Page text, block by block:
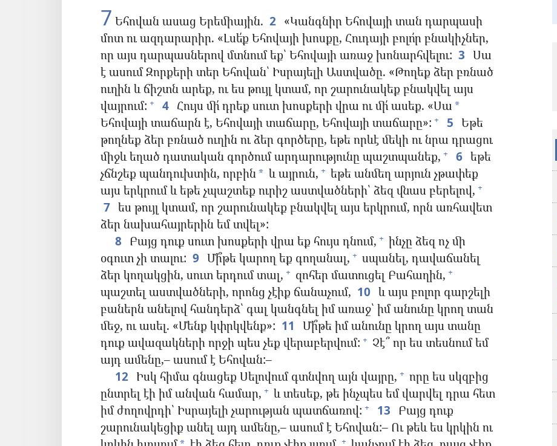
7 Եհովան ասաց Երեմիային. 2 «Կանգնիր Եհովայի տան դարպասի
մոտ ու ազդարարիր. «Լսե՛ք Եհովայի խոսքը, Հուդայի բոլո՛ր բնակիչներ,
որ այս դարպասներով մտնում եք՝ Եհովայի առաջ խոնարհվելու: 3 Սա
է ասում Զորքերի տեր Եհովան՝ Իսրայելի Աստվածը. «Թողեք ձեր բռնած
ուղին և ճիշտն արեք, ու ես թույլ կտամ, որ շարունակեք բնակվել այս
վայրում: + 4 Հույս մի՛ դրեք սուտ խոսքերի վրա ու մի՛ ասեք. «Սա *
Եհովայի տաճարն է, Եհովայի տաճարը, Եհովայի տաճարը»: + 5 Եթե
թողնեք ձեր բռնած ուղին ու ձեր գործերը, եթե որևէ մեկի ու նրա դրացու
միջև եղած դատական գործում արդարությունը պաշտպանեք, + 6 եթե
չճնշեք պանդուխտին, որբին* և այրուն, + եթե անմեղ արյուն չթափեք
այս երկրում և եթե չպաշտեք ուրիշ աստվածների՝ ձեզ վնաս բերելով, +
7 ես թույլ կտամ, որ շարունակեք բնակվել այս երկրում, որն առհավետ
ձեր նախահայրերին եմ տվել»:
8 Բայց դուք սուտ խոսքերի վրա եք հույս դնում, + ինչը ձեզ ոչ մի
օգուտ չի տալու: 9 Մի՞թե կարող եք գողանալ, + սպանել, դավաճանել
ձեր կողակցին, սուտ երդում տալ, + զոհեր մատուցել Բահաղին, +
պաշտել աստվածների, որոնց չէիք ճանաչում, 10 և այս բոլոր գարշելի
բաներն անելով հանդերձ՝ գալ կանգնել իմ առաջ՝ իմ անունը կրող տան
մեջ, ու ասել. «Մենք կփրկվենք»: 11
Մի՞թե իմ անունը կրող այս տանը
դուք ավազակների որջի պես չեք վերաբերվում: + Չէ՞ որ ես տեսնում եմ
այդ ամենը,– ասում է Եհովան:–
12 Իսկ հիմա գնացեք Սելովում գտնվող այն վայրը, + որը ես սկզբից
ընտրել էի իմ անվան համար, + և տեսեք, թե ինչպես եմ վարվել դրա հետ
իմ ժողովրդի՝ Իսրայելի չարության պատճառով: + 13 Բայց դուք
շարունակեցիք անել այդ ամենը,– ասում է Եհովան:– Ու թեև ես կրկին ու
+